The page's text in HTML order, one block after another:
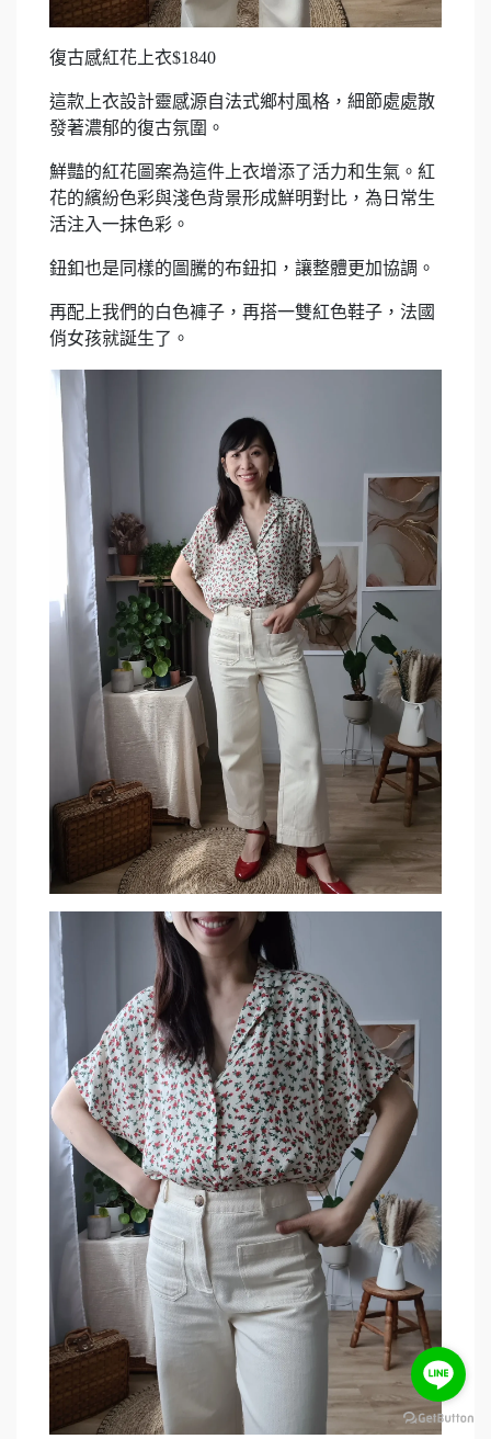
復古感紅花上衣$1840
這款上衣設計靈感源自法式鄉村風格，細節處處散
發著濃郁的復古氛圍。
鮮豔的紅花圖案為這件上衣增添了活力和生氣。紅
花的繽紛色彩與淺色背景形成鮮明對比，為日常生
活注入一抹色彩。
鈕釦也是同樣的圖騰的布鈕扣，讓整體更加協調。
再配上我們的白色褲子，再搭一雙紅色鞋子，法國
俏女孩就誕生了。